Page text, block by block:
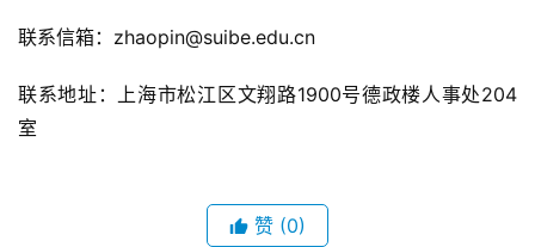
联系信箱：zhaopin@suibe.edu.cn
联系地址：上海市松江区文翔路1900号德政楼人事处204
室
赞 (0)